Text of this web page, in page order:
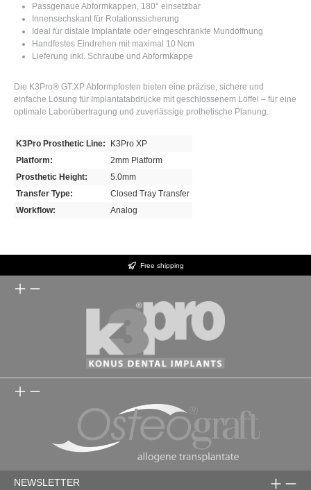
Passgenaue Abformkappen, 180° einsetzbar
Innensechskant für Rotationssicherung
Ideal für distale Implantate oder eingeschränkte Mundöffnung
Handfestes Eindrehen mit maximal 10 Ncm
Lieferung inkl. Schraube und Abformkappe
Die K3Pro® GT.XP Abformpfosten bieten eine präzise, sichere und
einfache Lösung für Implantatabdrücke mit geschlossenem Löffel – für eine
optimale Laborübertragung und zuverlässige prothetische Planung.
K3Pro Prosthetic Line:
K3Pro XP
Platform:
2mm Platform
Prosthetic Height:
5.0mm
Transfer Type:
Closed Tray Transfer
Workflow:
Analog
Free shipping
NEWSLETTER